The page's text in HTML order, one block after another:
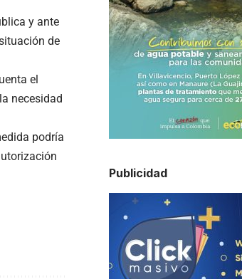
y ante
de
el
necesidad
podría
Publicidad